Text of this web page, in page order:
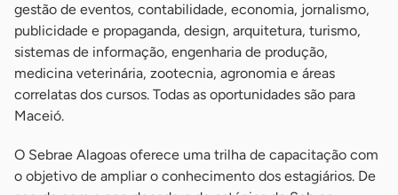
gestão de eventos, contabilidade, economia, jornalismo,
publicidade e propaganda, design, arquitetura, turismo,
sistemas de informação, engenharia de produção,
medicina veterinária, zootecnia, agronomia e áreas
correlatas dos cursos. Todas as oportunidades são para
Maceió.
O Sebrae Alagoas oferece uma trilha de capacitação com
o objetivo de ampliar o conhecimento dos estagiários. De